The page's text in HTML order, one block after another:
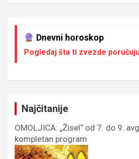
Dnevni horoskop
Pogledaj šta ti zvezde
Najčitanije
OMOLJICA: „Žisel“ od 7. do 9.
kompletan program